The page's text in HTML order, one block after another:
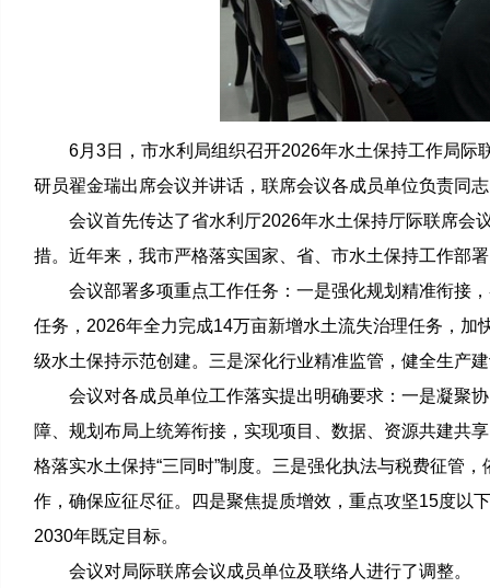
6月3日，市水利局组织召开2026年水土保持工作局
研员翟金瑞出席会议并讲话，联席会议各成员单位负责同
会议首先传达了省水利厅2026年水土保持厅际联席会
措。近年来，我市严格落实国家、省、市水土保持工作部
会议部署多项重点工作任务：一是强化规划精准衔接
任务，2026年全力完成14万亩新增水土流失治理任务，
级水土保持示范创建。三是深化行业精准监管，健全生产
会议对各成员单位工作落实提出明确要求：一是凝聚
障、规划布局上统筹衔接，实现项目、数据、资源共建共
格落实水土保持“三同时”制度。三是强化执法与税费征管
作，确保应征尽征。四是聚焦提质增效，重点攻坚15度以
2030年既定目标。
会议对局际联席会议成员单位及联络人进行了调整。